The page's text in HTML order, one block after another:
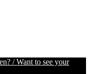
/ Want to see your